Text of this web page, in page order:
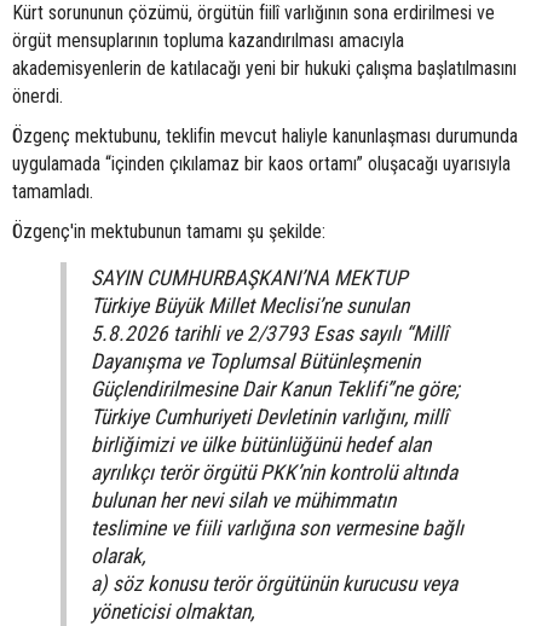
Kürt sorununun çözümü, örgütün fiilî varlığının sona erdirilmesi ve
örgüt mensuplarının topluma kazandırılması amacıyla
akademisyenlerin de katılacağı yeni bir hukuki çalışma başlatılmasını
önerdi.
Özgenç mektubunu, teklifin mevcut haliyle kanunlaşması durumunda
uygulamada “içinden çıkılamaz bir kaos ortamı” oluşacağı uyarısıyla
tamamladı.
Özgenç'in mektubunun tamamı şu şekilde:
SAYIN CUMHURBAŞKANI’NA MEKTUP
Türkiye Büyük Millet Meclisi’ne sunulan
5.8.2026 tarihli ve 2/3793 Esas sayılı “Millî
Dayanışma ve Toplumsal Bütünleşmenin
Güçlendirilmesine Dair Kanun Teklifi”ne göre;
Türkiye Cumhuriyeti Devletinin varlığını, millî
birliğimizi ve ülke bütünlüğünü hedef alan
ayrılıkçı terör örgütü PKK’nin kontrolü altında
bulunan her nevi silah ve mühimmatın
teslimine ve fiili varlığına son vermesine bağlı
olarak,
a) söz konusu terör örgütünün kurucusu veya
yöneticisi olmaktan,